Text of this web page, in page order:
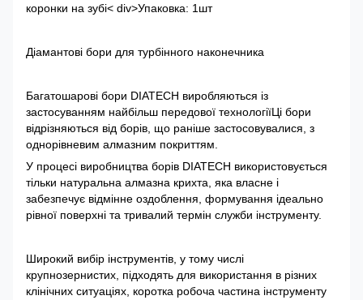
коронки на зубі< div>Упаковка: 1шт
Діамантові бори для турбінного наконечника
Багатошарові бори DIATECH виробляються із
застосуванням найбільш передової технологіїЦі бори
відрізняються від борів, що раніше застосовувалися, з
однорівневим алмазним покриттям.
У процесі виробництва борів DIATECH використовується
тільки натуральна алмазна крихта, яка власне і
забезпечує відмінне оздоблення, формування ідеально
рівної поверхні та тривалий термін служби інструменту.
Широкий вибір інструментів, у тому числі
крупнозернистих, підходять для використання в різних
клінічних ситуаціях, коротка робоча частина інструменту